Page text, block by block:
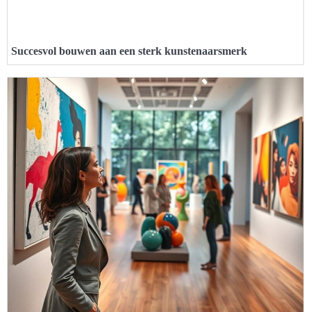
Succesvol bouwen aan een sterk kunstenaarsmerk